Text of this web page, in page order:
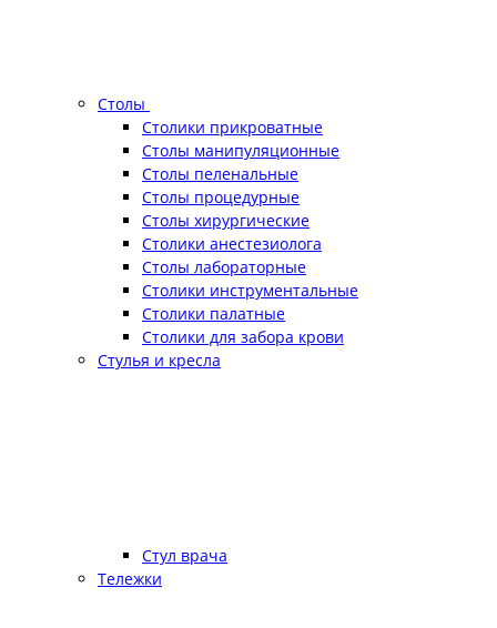
Столы
Столики прикроватные
Столы манипуляционные
Столы пеленальные
Столы процедурные
Столы хирургические
Столики анестезиолога
Столы лабораторные
Столики инструментальные
Столики палатные
Столики для забора крови
Стулья и кресла
Стул врача
Тележки